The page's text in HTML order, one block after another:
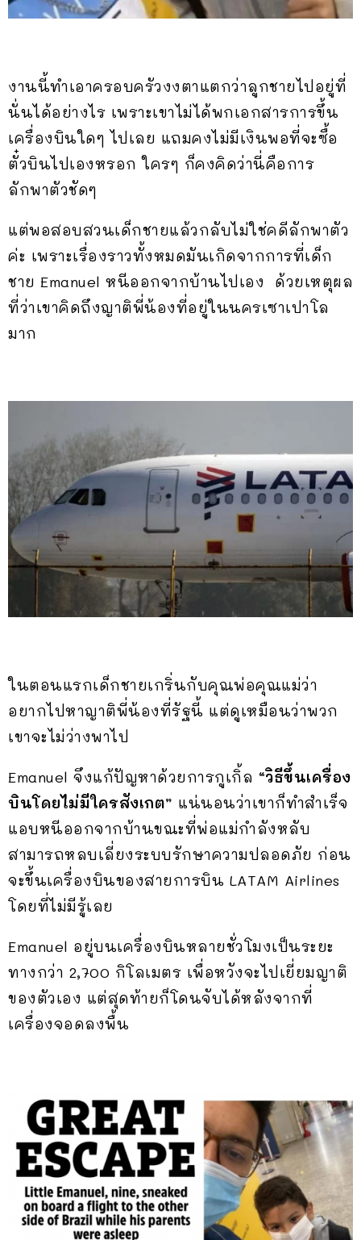
งานนี้ทำเอาครอบครัวงงตาแตกว่าลูกชายไปอยู่ที่
นั่นได้อย่างไร เพราะเขาไม่ได้พกเอกสารการขึ้น
เครื่องบินใดๆ ไปเลย แถมคงไม่มีเงินพอที่จะซื้อ
ตั๋วบินไปเองหรอก ใครๆ ก็คงคิดว่านี่คือการ
ลักพาตัวชัดๆ
แต่พอสอบสวนเด็กชายแล้วกลับไม่ใช่คดีลักพาตัว
ค่ะ เพราะเรื่องราวทั้งหมดมันเกิดจากการที่เด็ก
ชาย Emanuel หนีออกจากบ้านไปเอง ด้วยเหตุผล
ที่ว่าเขาคิดถึงญาติพี่น้องที่อยู่ในนครเซาเปาโล
มาก
ในตอนแรกเด็กชายเกริ่นกับคุณพ่อคุณแม่ว่า
อยากไปหาญาติพี่น้องที่รัฐนี้ แต่ดูเหมือนว่าพวก
เขาจะไม่ว่างพาไป
Emanuel จึงแก้ปัญหาด้วยการกูเกิ้ล “วิธีขึ้นเครื่อง
บินโดยไม่มีใครสังเกต” แน่นอนว่าเขาก็ทำสำเร็จ
แอบหนีออกจากบ้านขณะที่พ่อแม่กำลังหลับ
สามารถหลบเลี่ยงระบบรักษาความปลอดภัย ก่อน
จะขึ้นเครื่องบินของสายการบิน LATAM Airlines
โดยที่ไม่มีรู้เลย
Emanuel อยู่บนเครื่องบินหลายชั่วโมงเป็นระยะ
ทางกว่า 2,700 กิโลเมตร เพื่อหวังจะไปเยี่ยมญาติ
ของตัวเอง แต่สุดท้ายก็โดนจับได้หลังจากที่
เครื่องจอดลงพื้น